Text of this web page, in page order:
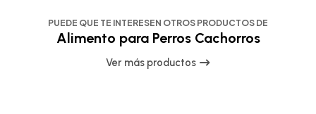
PUEDE QUE TE INTERESEN OTROS PRODUCTOS DE
Alimento para Perros Cachorros
Ver más productos